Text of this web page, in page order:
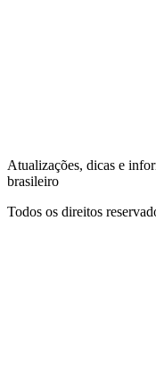
Atualizações, dicas e
brasileiro
Todos os direitos